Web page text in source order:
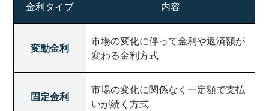
金利タイプ 内容
変動金利
市場の変化に伴って金利や返済額が
変わる金利方式
固定金利
市場の変化に関係なく一定額で支払
いが続く方式